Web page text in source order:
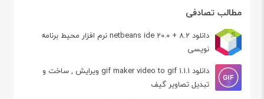
مطالب تصادفی
دانلود netbeans ide 20.0 + 8.2 نرم افزار محیط برنامه
نویسی
دانلود gif maker video to gif 1.1.1 ویرایش , ساخت و
تبدیل تصاویر گیف